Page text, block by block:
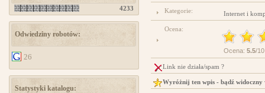
4233
Odwiedziny robotów:
26
Statystyki katalogu:
Kategorie: Internet i
Ocena:
Ocena: 5.5/
Link nie działa/spam ?
Wyróżnij ten wpis - bądź